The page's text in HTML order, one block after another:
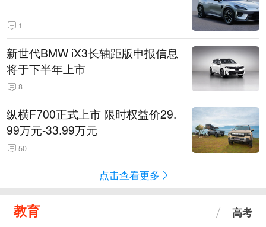
1
新世代BMW iX3长轴距版申报信息
将于下半年上市
8
纵横F700正式上市 限时权益价29.
99万元-33.99万元
50
点击查看更多
教育 高考